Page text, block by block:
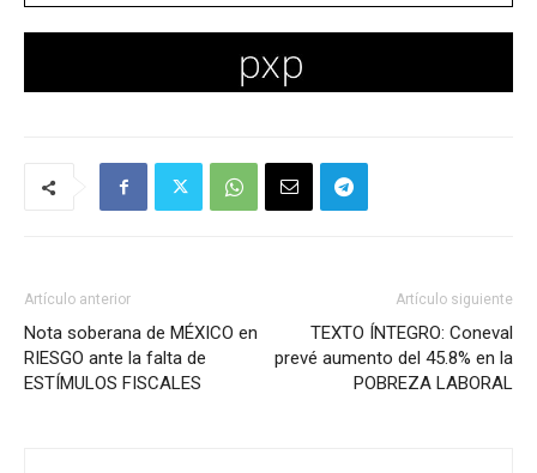
Artículo anterior
Nota soberana de MÉXICO en
RIESGO ante la falta de
ESTÍMULOS FISCALES
Artículo siguiente
TEXTO ÍNTEGRO: Coneval
prevé aumento del 45.8% en la
POBREZA LABORAL